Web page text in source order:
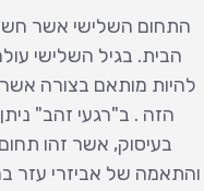
התחום השלישי אשר
הבית. בגיל השלישי
להיות מותאם בצורה
הזה . ב"רגעי זהב"
בעיסוק, אשר זהו
והתאמה של אביזרי עזר